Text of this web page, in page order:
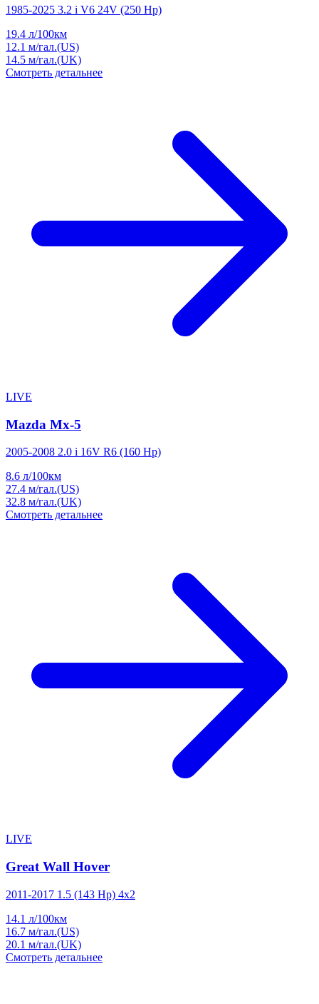
1985-2025 3.2 i V6 24V (250 Hp)
19.4 л/100км
12.1 м/гал.(US)
14.5 м/гал.(UK)
Смотреть детальнее
LIVE
Mazda Mx-5
2005-2008 2.0 i 16V R6 (160 Hp)
8.6 л/100км
27.4 м/гал.(US)
32.8 м/гал.(UK)
Смотреть детальнее
LIVE
Great Wall Hover
2011-2017 1.5 (143 Hp) 4x2
14.1 л/100км
16.7 м/гал.(US)
20.1 м/гал.(UK)
Смотреть детальнее